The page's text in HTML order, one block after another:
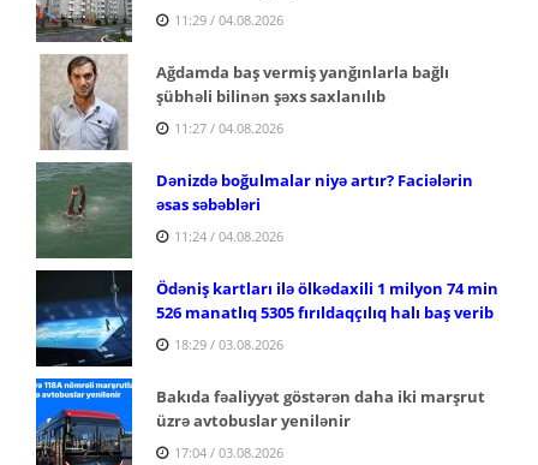
11:29 / 04.08.2026
Ağdamda baş vermiş yanğınlarla bağlı
şübhəli bilinən şəxs saxlanılıb
11:27 / 04.08.2026
Dənizdə boğulmalar niyə artır? Faciələrin
əsas səbəbləri
11:24 / 04.08.2026
Ödəniş kartları ilə ölkədaxili 1 milyon 74 min
526 manatlıq 5305 fırıldaqçılıq halı baş verib
18:29 / 03.08.2026
Bakıda fəaliyyət göstərən daha iki marşrut
üzrə avtobuslar yenilənir
17:04 / 03.08.2026